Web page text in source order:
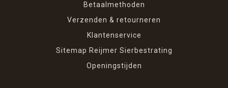
Betaalmethoden
Verzenden & retourneren
Klantenservice
Sitemap Reijmer Sierbestrating
Openingstijden